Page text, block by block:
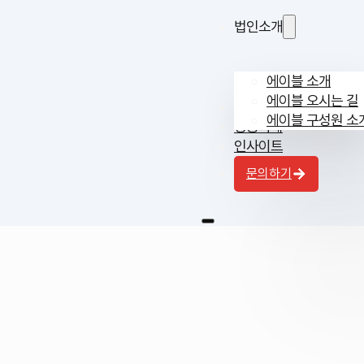
법인소개
에이블 소개
에이블 오시는 길
에이블 구성원 소
전문 영역
성공사례
인사이트
문의하기